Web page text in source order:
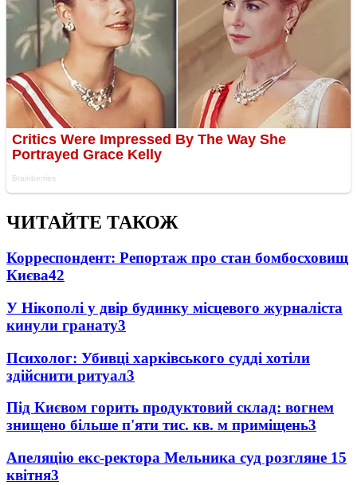
ЧИТАЙТЕ ТАКОЖ
Корреспондент: Репортаж про стан бомбосховищ
Києва42
У Нікополі у двір будинку місцевого журналіста
кинули гранату3
Психолог: Убивці харківського судді хотіли
здійснити ритуал3
Під Києвом горить продуктовий склад: вогнем
знищено більше п'яти тис. кв. м приміщень3
Апеляцію екс-ректора Мельника суд розгляне 15
квітня3